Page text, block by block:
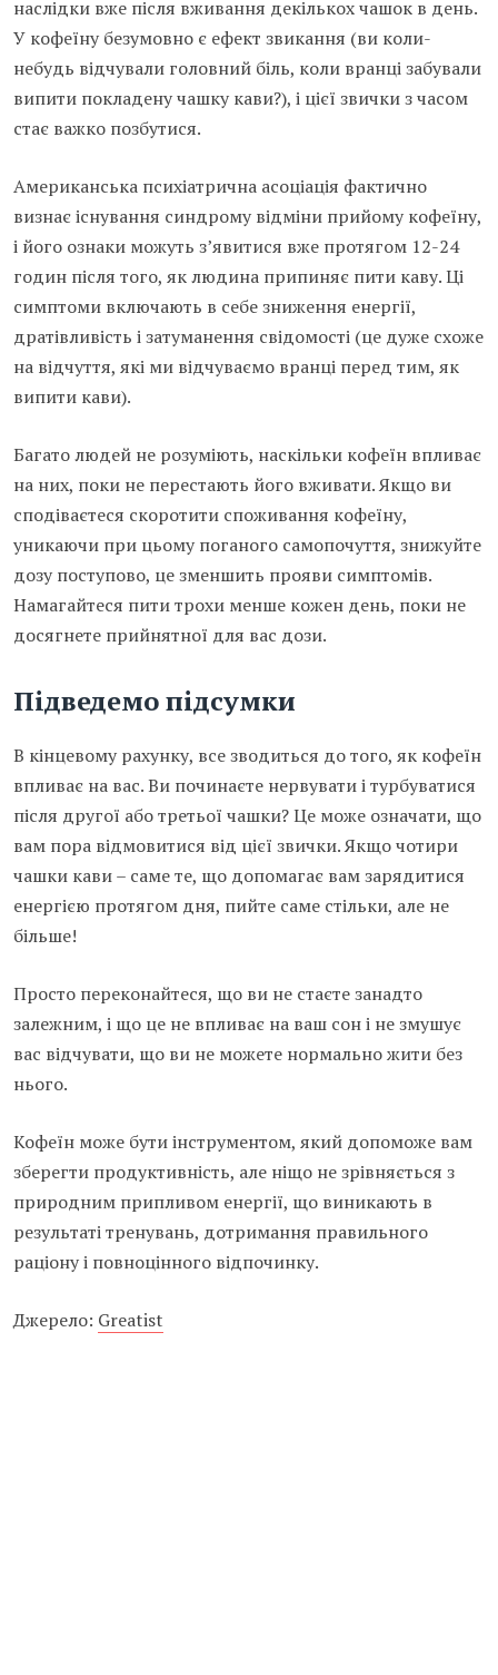
наслідки вже після вживання декількох чашок в день.
У кофеїну безумовно є ефект звикання (ви коли-
небудь відчували головний біль, коли вранці забували
випити покладену чашку кави?), і цієї звички з часом
стає важко позбутися.
Американська психіатрична асоціація фактично
визнає існування синдрому відміни прийому кофеїну,
і його ознаки можуть з’явитися вже протягом 12-24
годин після того, як людина припиняє пити каву. Ці
симптоми включають в себе зниження енергії,
дратівливість і затуманення свідомості (це дуже схоже
на відчуття, які ми відчуваємо вранці перед тим, як
випити кави).
Багато людей не розуміють, наскільки кофеїн впливає
на них, поки не перестають його вживати. Якщо ви
сподіваєтеся скоротити споживання кофеїну,
уникаючи при цьому поганого самопочуття, знижуйте
дозу поступово, це зменшить прояви симптомів.
Намагайтеся пити трохи менше кожен день, поки не
досягнете прийнятної для вас дози.
Підведемо підсумки
В кінцевому рахунку, все зводиться до того, як кофеїн
впливає на вас. Ви починаєте нервувати і турбуватися
після другої або третьої чашки? Це може означати, що
вам пора відмовитися від цієї звички. Якщо чотири
чашки кави – саме те, що допомагає вам зарядитися
енергією протягом дня, пийте саме стільки, але не
більше!
Просто переконайтеся, що ви не стаєте занадто
залежним, і що це не впливає на ваш сон і не змушує
вас відчувати, що ви не можете нормально жити без
нього.
Кофеїн може бути інструментом, який допоможе вам
зберегти продуктивність, але ніщо не зрівняється з
природним припливом енергії, що виникають в
результаті тренувань, дотримання правильного
раціону і повноцінного відпочинку.
Джерело: Greatist